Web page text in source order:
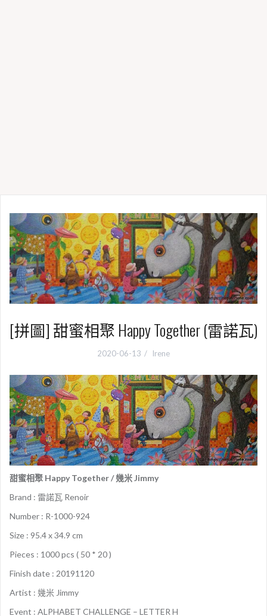
[拼圖] 甜蜜相聚 Happy Together (雷諾瓦)
2020-06-13 Irene
甜蜜相聚 Happy Together / 幾米 Jimmy
Brand : 雷諾瓦 Renoir
Number : R-1000-924
Size : 95.4 x 34.9 cm
Pieces : 1000 pcs ( 50 * 20 )
Finish date : 20191120
Artist : 幾米 Jimmy
Event : ALPHABET CHALLENGE – LETTER H